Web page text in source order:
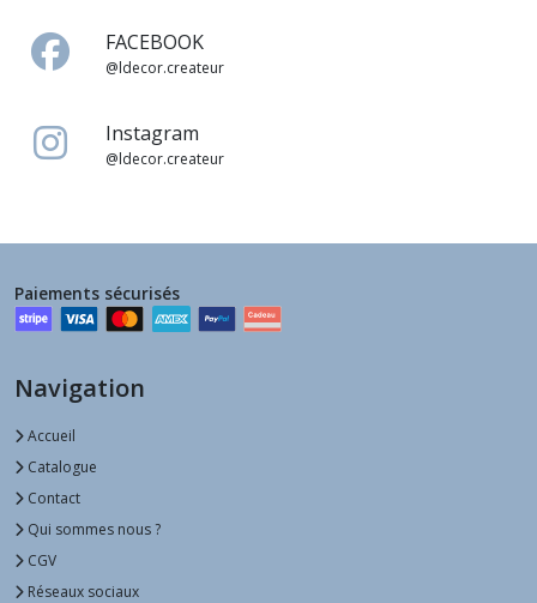
FACEBOOK
@ldecor.createur
Instagram
@ldecor.createur
Paiements sécurisés
Navigation
Accueil
Catalogue
Contact
Qui sommes nous ?
CGV
Réseaux sociaux